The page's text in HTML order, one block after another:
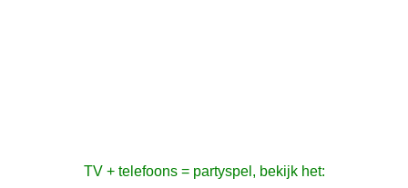
TV + telefoons = partyspel, bekijk het: